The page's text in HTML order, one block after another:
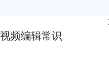
视频编辑常识